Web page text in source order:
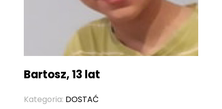
Bartosz, 13 lat
Kategoria: DOSTAĆ